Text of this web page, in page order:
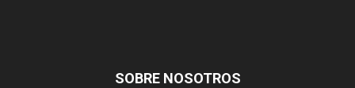
SOBRE NOSOTROS